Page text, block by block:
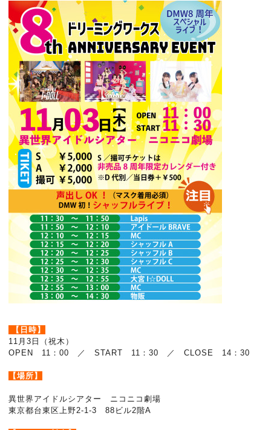
【日時】
11月3日（祝木）
OPEN 11：00 ／ START 11：30 ／ CLOSE 14：30
【場所】
異世界アイドルシアター ニコニコ劇場
東京都台東区上野2-1-3 88ビル2階A